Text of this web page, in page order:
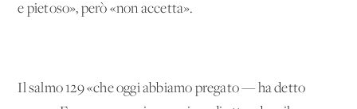
e pietoso», però «non accetta».
Il salmo 129 «che oggi abbiamo pregato — ha detto